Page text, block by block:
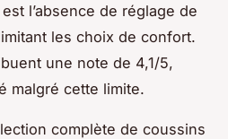
l’absence de réglage de
les choix de confort.
une note de 4,1/5,
malgré cette limite.
complète de coussins